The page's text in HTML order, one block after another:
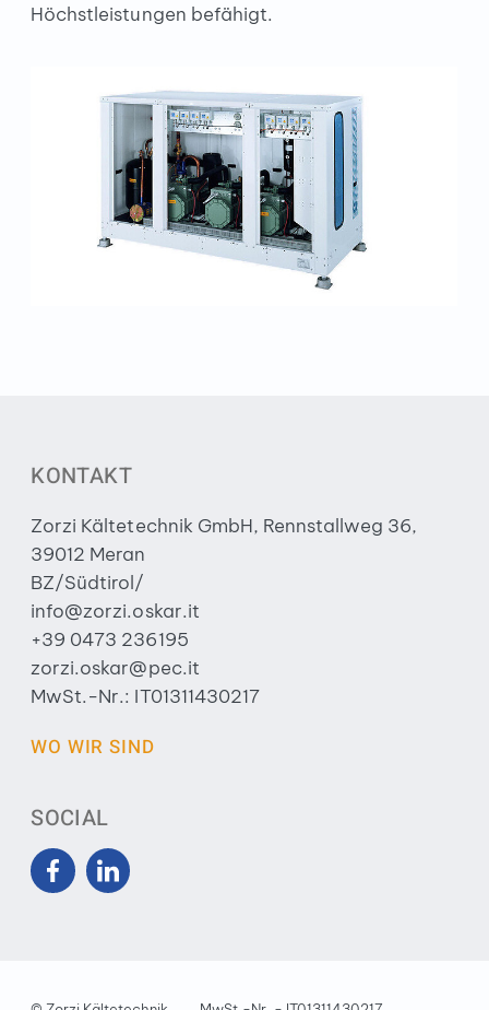
Höchstleistungen befähigt.
KONTAKT
Zorzi Kältetechnik GmbH, Rennstallweg 36,
39012 Meran
BZ/Südtirol/
info@zorzi.oskar.it
+39 0473 236195
zorzi.oskar@pec.it
MwSt.-Nr.: IT01311430217
WO WIR SIND
SOCIAL